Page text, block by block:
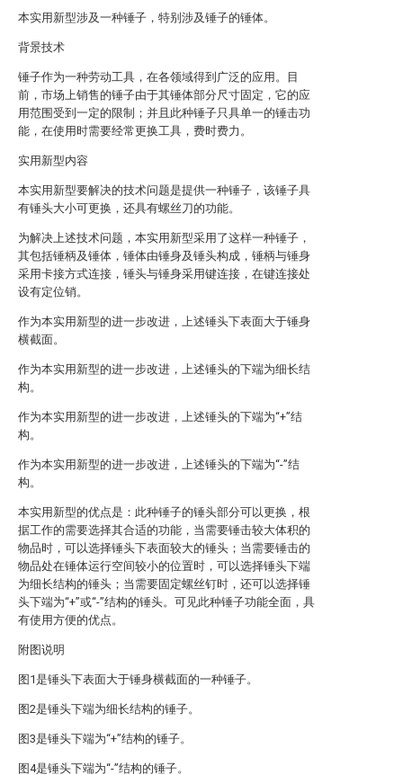
本实用新型涉及一种锤子，特别涉及锤子的锤体。
背景技术
锤子作为一种劳动工具，在各领域得到广泛的应用。目
前，市场上销售的锤子由于其锤体部分尺寸固定，它的应
用范围受到一定的限制；并且此种锤子只具单一的锤击功
能，在使用时需要经常更换工具，费时费力。
实用新型内容
本实用新型要解决的技术问题是提供一种锤子，该锤子具
有锤头大小可更换，还具有螺丝刀的功能。
为解决上述技术问题，本实用新型采用了这样一种锤子，
其包括锤柄及锤体，锤体由锤身及锤头构成，锤柄与锤身
采用卡接方式连接，锤头与锤身采用键连接，在键连接处
设有定位销。
作为本实用新型的进一步改进，上述锤头下表面大于锤身
横截面。
作为本实用新型的进一步改进，上述锤头的下端为细长结
构。
作为本实用新型的进一步改进，上述锤头的下端为“+”结
构。
作为本实用新型的进一步改进，上述锤头的下端为“-”结
构。
本实用新型的优点是：此种锤子的锤头部分可以更换，根
据工作的需要选择其合适的功能，当需要锤击较大体积的
物品时，可以选择锤头下表面较大的锤头；当需要锤击的
物品处在锤体运行空间较小的位置时，可以选择锤头下端
为细长结构的锤头；当需要固定螺丝钉时，还可以选择锤
头下端为“+”或“-”结构的锤头。可见此种锤子功能全面，具
有使用方便的优点。
附图说明
图1是锤头下表面大于锤身横截面的一种锤子。
图2是锤头下端为细长结构的锤子。
图3是锤头下端为“+”结构的锤子。
图4是锤头下端为“-”结构的锤子。